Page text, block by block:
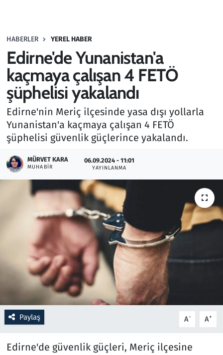
HABERLER YEREL HABER
Edirne'de Yunanistan'a
kaçmaya çalışan 4 FETÖ
şüphelisi yakalandı
Edirne'nin Meriç ilçesinde yasa dışı yollarla
Yunanistan'a kaçmaya çalışan 4 FETÖ
şüphelisi güvenlik güçlerince yakalandı.
MÜRVET KARA
MUHABIR
06.09.2024 - 11:01
YAYINLANMA
Paylaş A- A+
Edirne'de güvenlik güçleri, Meriç ilçesine
Haber
Kurumsal Haberler
Lezzet Durağı
Memur ve Kamu
Otomobil
Oyun
Ramazan
Resmi İlanlar
Rüya Tabirleri
Sağlık
Savunma Sanayi
Seçim 2023